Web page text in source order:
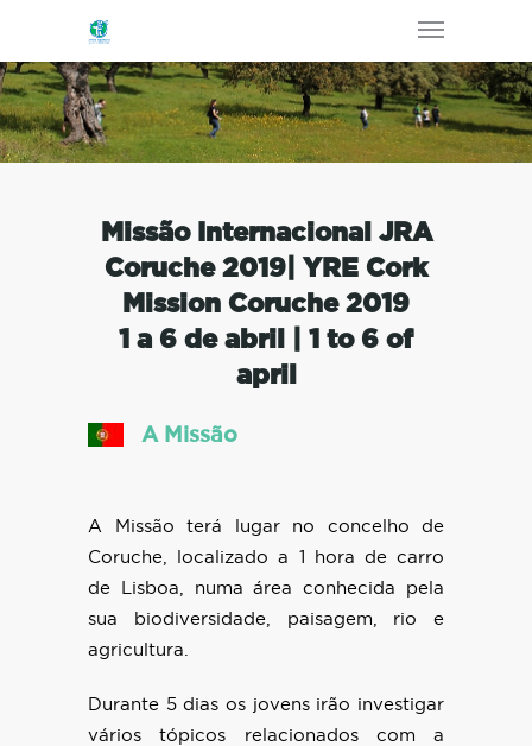
Missão Internacional JRA
Coruche 2019| YRE Cork
Mission Coruche 2019
1 a 6 de abril | 1 to 6 of
april
A Missão
A Missão terá lugar no concelho de
Coruche, localizado a 1 hora de carro
de Lisboa, numa área conhecida pela
sua biodiversidade, paisagem, rio e
agricultura.
Durante 5 dias os jovens irão investigar
vários tópicos relacionados com a